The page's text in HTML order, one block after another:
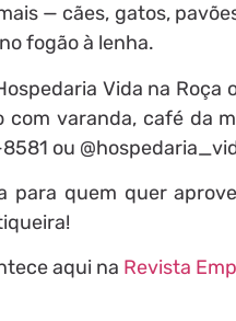
— cães, gatos,
fogão à lenha.
Vida na
varanda, café da
ou
para quem quer
aqui na Revista